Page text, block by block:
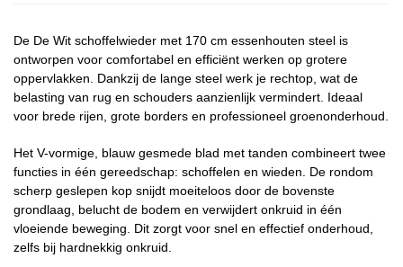
De De Wit schoffelwieder met 170 cm essenhouten steel is
ontworpen voor comfortabel en efficiënt werken op grotere
oppervlakken. Dankzij de lange steel werk je rechtop, wat de
belasting van rug en schouders aanzienlijk vermindert. Ideaal
voor brede rijen, grote borders en professioneel groenonderhoud.
Het V-vormige, blauw gesmede blad met tanden combineert twee
functies in één gereedschap: schoffelen en wieden. De rondom
scherp geslepen kop snijdt moeiteloos door de bovenste
grondlaag, belucht de bodem en verwijdert onkruid in één
vloeiende beweging. Dit zorgt voor snel en effectief onderhoud,
zelfs bij hardnekkig onkruid.